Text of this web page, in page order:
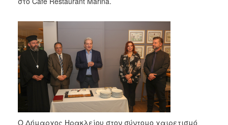
Ο Δήμαρχος Ηρακλείου στον σύντομο χαιρετισμό